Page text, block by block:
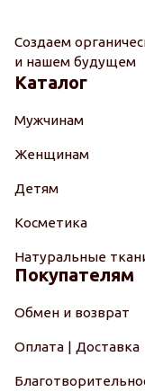
Создаем
и нашем будущем
Каталог
Мужчинам
Женщинам
Детям
Косметика
Натуральные
Покупателям
Обмен и возврат
Оплата | Доставка